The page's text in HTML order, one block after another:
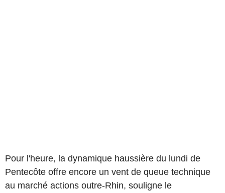
Pour l'heure, la dynamique haussière du lundi de
Pentecôte offre encore un vent de queue technique
au marché actions outre-Rhin, souligne le